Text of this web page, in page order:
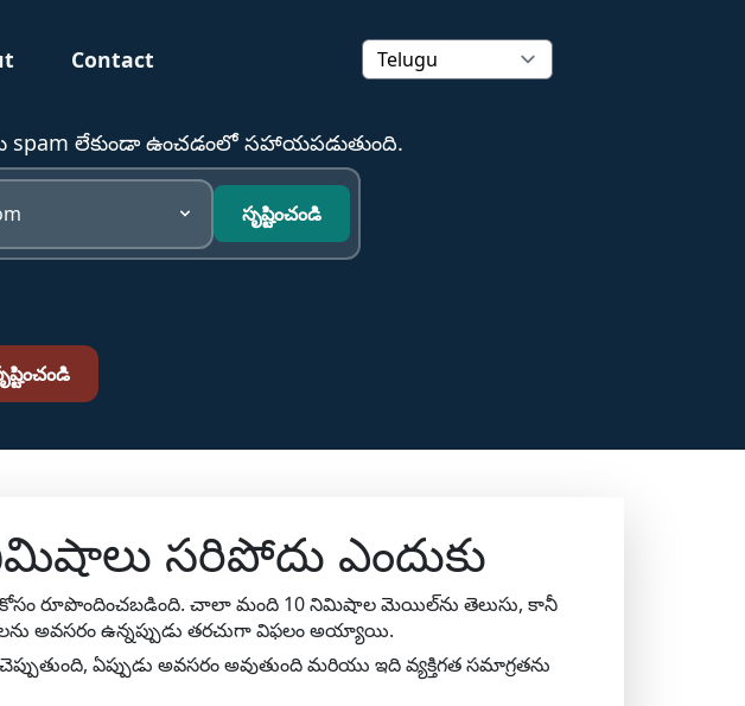
Contact
spam లేకుండా ఉంచడంలో సహాయపడుతుంది.
సృష్టించండి
సరిపోదు ఎందుకు
కోసం రూపొందించబడింది. చాలా మంది 10 నిమిషాల మెయిల్‌ను తెలుసు, కానీ
అవసరం ఉన్నప్పుడు తరచుగా విఫలం అయ్యాయి.
ఏప్పుడు అవసరం అవుతుంది మరియు ఇది వ్యక్తిగత సమాగ్రతను